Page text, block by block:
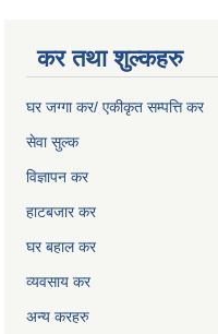
कर तथा शुल्कहरु
घर जग्गा कर/ एकीकृत सम्पत्ति कर
सेवा सुल्क
विज्ञापन कर
हाटबजार कर
घर बहाल कर
व्यवसाय कर
अन्य करहरु